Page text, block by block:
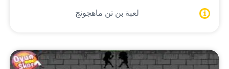
لعبة بن تن ماهجونج